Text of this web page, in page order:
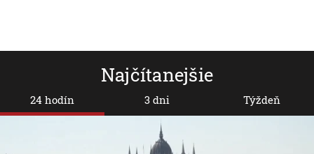
Najčítanejšie
24 hodín 3 dni Týždeň